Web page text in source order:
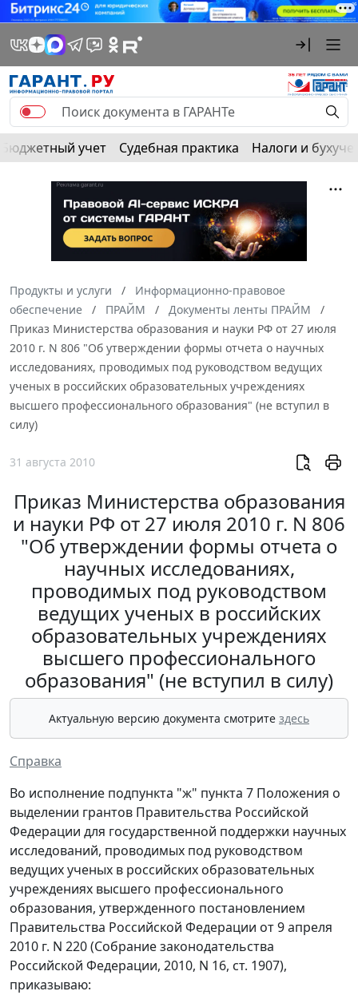
Бюджетный учет Судебная практика Налоги и
Продукты и услуги
Информационно-правовое
обеспечение
ПРАЙМ
Документы ленты ПРАЙМ
Приказ Министерства образования и науки РФ от 27 июля
2010 г. N 806 "Об утверждении формы отчета о научных
исследованиях, проводимых под руководством ведущих
ученых в российских образовательных учреждениях
высшего профессионального образования" (не вступил в
силу)
31 августа 2010
Приказ Министерства образования
и науки РФ от 27 июля 2010 г. N 806
"Об утверждении формы отчета о
научных исследованиях,
проводимых под руководством
ведущих ученых в российских
образовательных учреждениях
высшего профессионального
образования" (не вступил в силу)
Актуальную версию документа смотрите здесь
Справка
Во исполнение подпункта "ж" пункта 7 Положения о
выделении грантов Правительства Российской
Федерации для государственной поддержки научных
исследований, проводимых под руководством
ведущих ученых в российских образовательных
учреждениях высшего профессионального
образования, утвержденного постановлением
Правительства Российской Федерации от 9 апреля
2010 г. N 220 (Собрание законодательства
Российской Федерации, 2010, N 16, ст. 1907),
приказываю: